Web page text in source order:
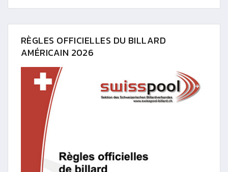
RÈGLES OFFICIELLES DU BILLARD
AMÉRICAIN 2026